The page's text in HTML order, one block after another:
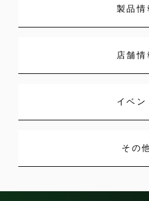
製品情
店舗情
イベン
その